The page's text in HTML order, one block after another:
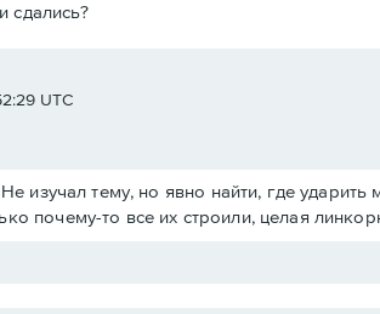
сдались?
UTC
изучал тему, но явно найти, где
почему-то все их строили, целая